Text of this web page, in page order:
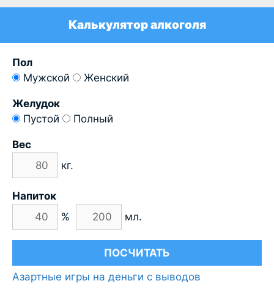
Калькулятор алкоголя
Пол
Мужской
Женский
Желудок
Пустой
Полный
Вес
кг.
Напиток
%
мл.
Азартные игры на деньги с выводов